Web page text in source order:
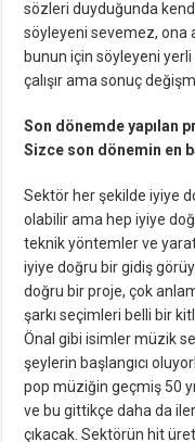
sözleri duyduğunda
söyleyeni sevemez, ona
bunun için söyleyeni
çalışır ama sonuç
Son dönemde yapılan
Sizce son dönemin en
Sektör her şekilde iyiye
olabilir ama hep iyiye
teknik yöntemler ve
iyiye doğru bir gidiş
doğru bir proje, çok
şarkı seçimleri belli bir
Önal gibi isimler müzik
şeylerin başlangıcı
pop müziğin geçmiş 50
ve bu gittikçe daha da
çıkacak. Sektörün hit